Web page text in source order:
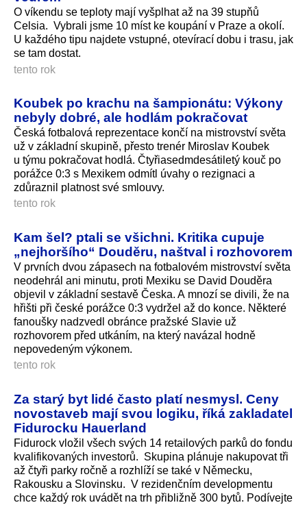
O víkendu se teploty mají vyšplhat až na 39 stupňů
Celsia. Vybrali jsme 10 míst ke koupání v Praze a okolí.
U každého tipu najdete vstupné, otevírací dobu i trasu, jak
se tam dostat.
tento rok
Koubek po krachu na šampionátu: Výkony
nebyly dobré, ale hodlám pokračovat
Česká fotbalová reprezentace končí na mistrovství světa
už v základní skupině, přesto trenér Miroslav Koubek
u týmu pokračovat hodlá. Čtyřiasedmdesá­tiletý kouč po
porážce 0:3 s Mexikem odmítl úvahy o rezignaci a
zdůraznil platnost své smlouvy.
tento rok
Kam šel? ptali se všichni. Kritika cupuje
„nejhoršího“ Douděru, naštval i rozhovorem
V prvních dvou zápasech na fotbalovém mistrovství světa
neodehrál ani minutu, proti Mexiku se David Douděra
objevil v základní sestavě Česka. A mnozí se divili, že na
hřišti při české porážce 0:3 vydržel až do konce. Některé
fanoušky nadzvedl obránce pražské Slavie už
rozhovorem před utkáním, na který navázal hodně
nepovedeným výkonem.
tento rok
Za starý byt lidé často platí nesmysl. Ceny
novostaveb mají svou logiku, říká zakladatel
Fidurocku Hauerland
Fidurock vložil všech svých 14 retailových parků do fondu
kvalifikovaných investorů. Skupina plánuje nakupovat tři
až čtyři parky ročně a rozhlíží se také v Německu,
Rakousku a Slovinsku. V rezidenčním developmentu
chce každý rok uvádět na trh přibližně 300 bytů. Podívejte